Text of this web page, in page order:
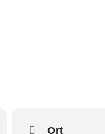
Ort